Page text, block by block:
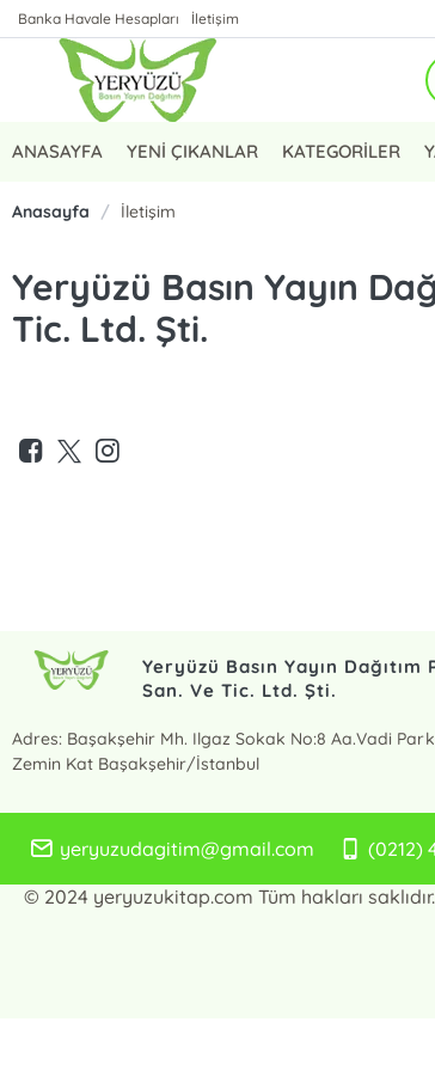
Banka Havale Hesapları İletişim
ANASAYFA YENİ ÇIKANLAR KATEGORİLER
Anasayfa / İletişim
Yeryüzü Basın Yayın
Tic. Ltd. Şti.
Yeryüzü Basın Yayın Dağıtım
San. Ve Tic. Ltd. Şti.
Adres: Başakşehir Mh. Ilgaz Sokak No:8 Aa.Vadi
Zemin Kat Başakşehir/İstanbul
yeryuzudagitim@gmail.com (0212)
© 2024 yeryuzukitap.com Tüm hakları saklıdır.